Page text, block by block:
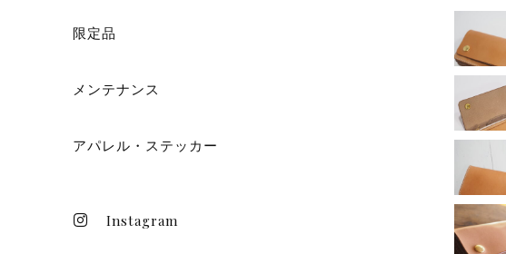
限定品
メンテナンス
アパレル・ステッカー
Instagram